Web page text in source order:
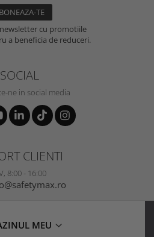
cu promotiile
a beneficia de reduceri.
SOCIAL
ne in social media
CLIENTI
8:00 - 16:00
MEU